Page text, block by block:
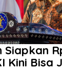
Siapkan
Kini Bisa